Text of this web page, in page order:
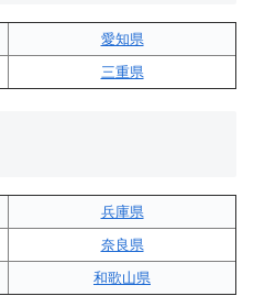
愛知県
三重県
兵庫県
奈良県
和歌山県